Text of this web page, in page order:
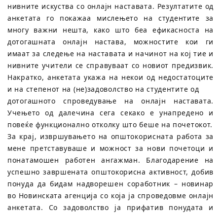
нивните искуства со онлајн наставата. Резултатите од
анкетата го покажаа мислењето на студентите за
многу важни нешта, како што беа ефикасноста на
дотогашната онлајн настава, можностите кои ги
имаат за следење на наставата и начинот на кој тие и
нивните учители се справуваат со новиот предизвик.
Накратко, анкетата укажа на некои од недостатоците
и на степенот на (не)задоволство на студентите од
дотогашното спроведување на онлајн наставата.
Учењето од далечина сега секако е унапредено и
повеќе функционално отколку што беше на почетокот.
За крај, извршувањето на општокорисната работа за
мене претставуваше и можност за нови почетоци и
понатамошен работен ангажман. Благодарение на
успешно завршената општокорисна активност, добив
понуда да бидам надворешен соработник – новинар
во Новинската агенција со која ја спроведовме онлајн
анкетата. Со задоволство ја прифатив понудата и